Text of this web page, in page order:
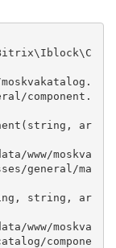
component.
ar
general/ma
string, ar
compone